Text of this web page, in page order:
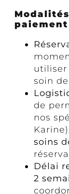
paiement
utiliser
soin
de
nos
soins
Délai
2